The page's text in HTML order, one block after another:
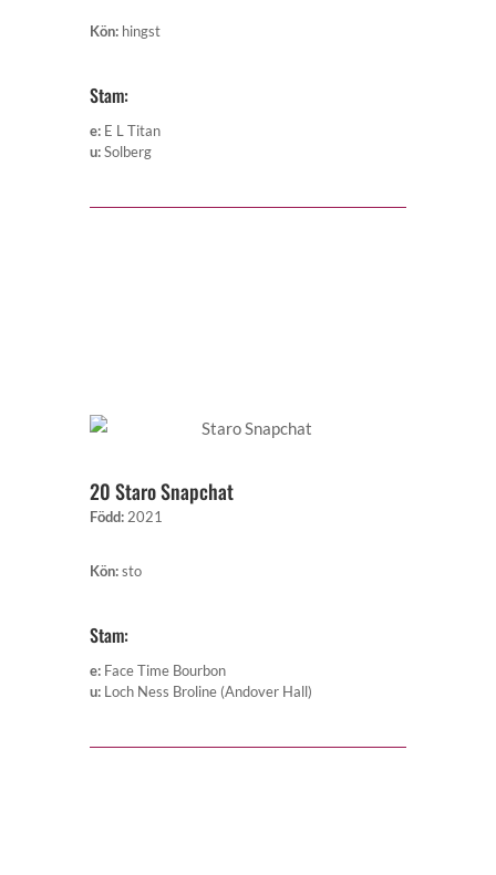
Kön: hingst
Stam:
e: E L Titan
u:Solberg
20 Staro Snapchat
Född: 2021
Kön:sto
Stam:
e: Face Time Bourbon
u: Loch Ness Broline (Andover Hall)